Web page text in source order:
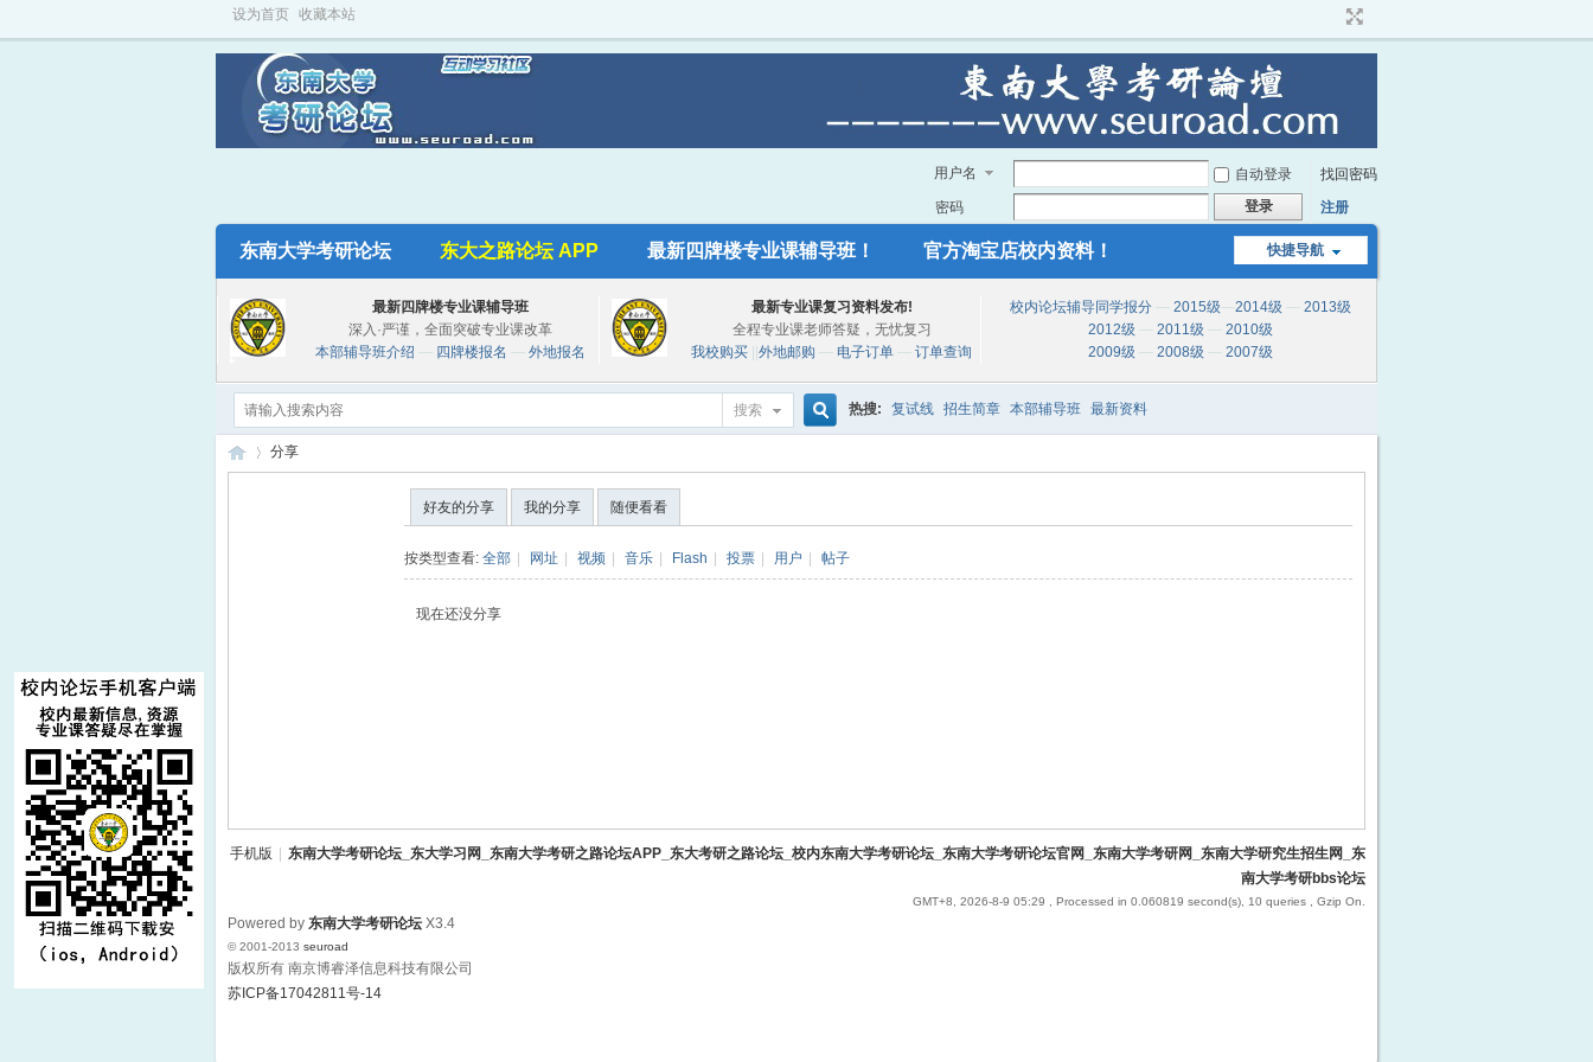
设为首页 收藏本站
用户名 自动登录
找回密码
密码
登录 注册
快捷导航
东南大学考研论坛 东大之路论坛 APP 最新四牌楼专业课辅导班！ 官方淘宝店校内资料！
最新四牌楼专业课辅导班
深入·严谨，全面突破专业课改革
本部辅导班介绍 — 四牌楼报名 — 外地报名
最新专业课复习资料发布!
全程专业课老师答疑，无忧复习
我校购买
外地邮购 — 电子订单 — 订单查询
校内论坛辅导同学报分 — 2015级—2014级 — 2013级
2012级 — 2011级 — 2010级
2009级 — 2008级 — 2007级
搜索 热搜: 复试线 招生简章 本部辅导班 最新资料
分享
好友的分享 我的分享 随便看看
按类型查看: 全部 网址 视频 音乐 Flash 投票 用户 帖子
现在还没分享
手机版
东南大学考研论坛_东大学习网_东南大学考研之路论坛APP_东大考研之路论坛_校内东南大学考研论坛_东南大学考研论坛官网_东南大学考研网_东南大学研究生招生网_东
南大学考研bbs论坛
GMT+8, 2026-8-9 05:29 , Processed in 0.060819 second(s), 10 queries , Gzip On.
Powered by 东南大学考研论坛 X3.4
© 2001-2013 seuroad
版权所有 南京博睿泽信息科技有限公司
苏ICP备17042811号-14